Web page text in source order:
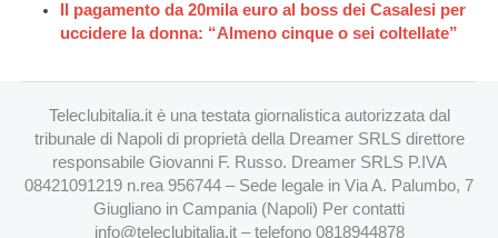
Il pagamento da 20mila euro al boss dei Casalesi per
uccidere la donna: “Almeno cinque o sei coltellate”
Teleclubitalia.it è una testata giornalistica autorizzata dal
tribunale di Napoli di proprietà della Dreamer SRLS direttore
responsabile Giovanni F. Russo. Dreamer SRLS P.IVA
08421091219 n.rea 956744 – Sede legale in Via A. Palumbo, 7
Giugliano in Campania (Napoli) Per contatti
info@teleclubitalia.it– telefono 0818944878